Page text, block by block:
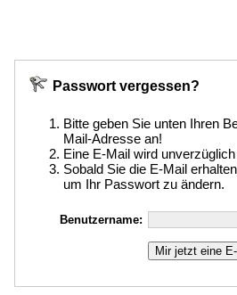
Passwort vergessen?
Bitte geben Sie unten Ihren
Mail-Adresse an!
Eine E-Mail wird
Sobald Sie die E-Mail
um Ihr Passwort zu ändern.
Benutzername: